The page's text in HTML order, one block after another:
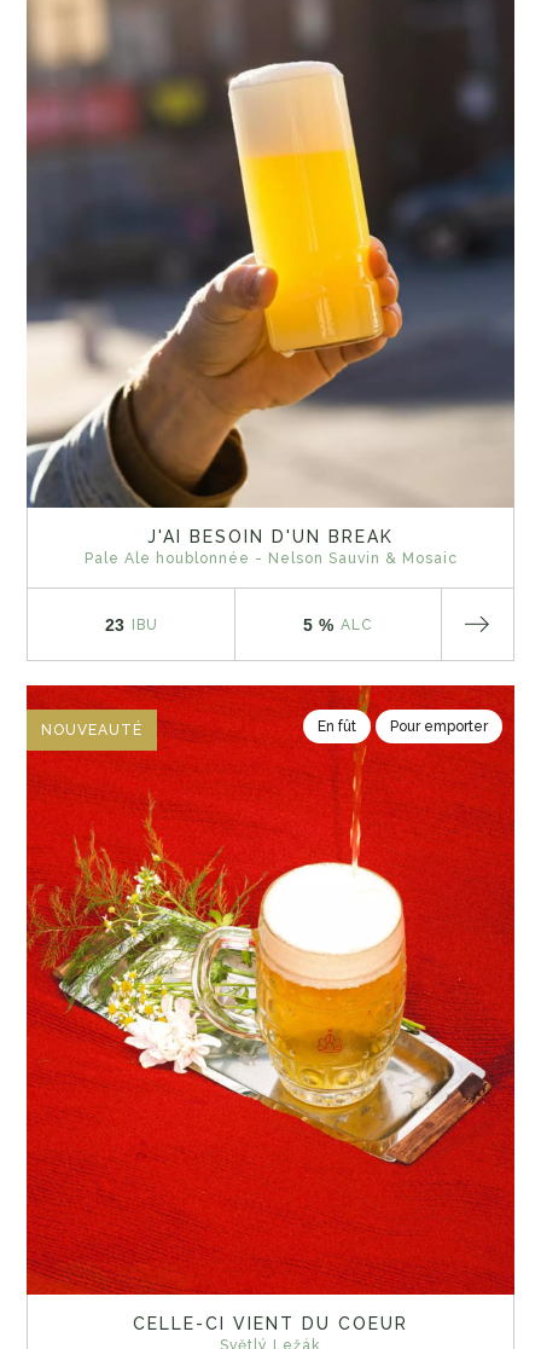
J'AI BESOIN D'UN BREAK
Pale Ale houblonnée - Nelson Sauvin & Mosaic
23 IBU 5 % ALC
NOUVEAUTÉ En fût Pour emporter
CELLE-CI VIENT DU COEUR
Světlý Ležák